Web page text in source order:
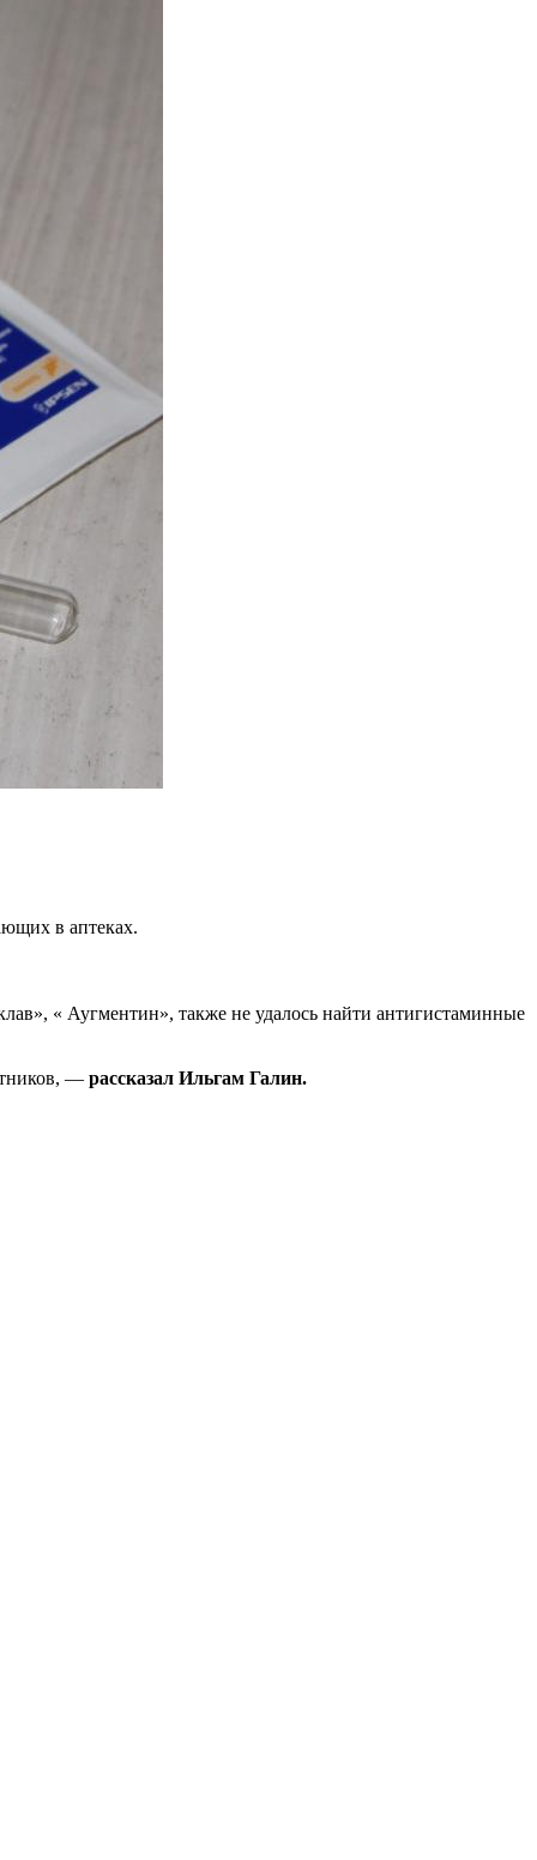
в аптеках.
« Аугментин», также не удалось найти антигистаминные
— рассказал Ильгам Галин.